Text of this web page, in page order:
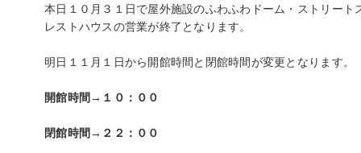
本日１０月３１日で屋外施設のふわふわドーム・ストリート
レストハウスの営業が終了となります。
明日１１月１日から開館時間と閉館時間が変更となります。
開館時間→１０：００
閉館時間→２２：００